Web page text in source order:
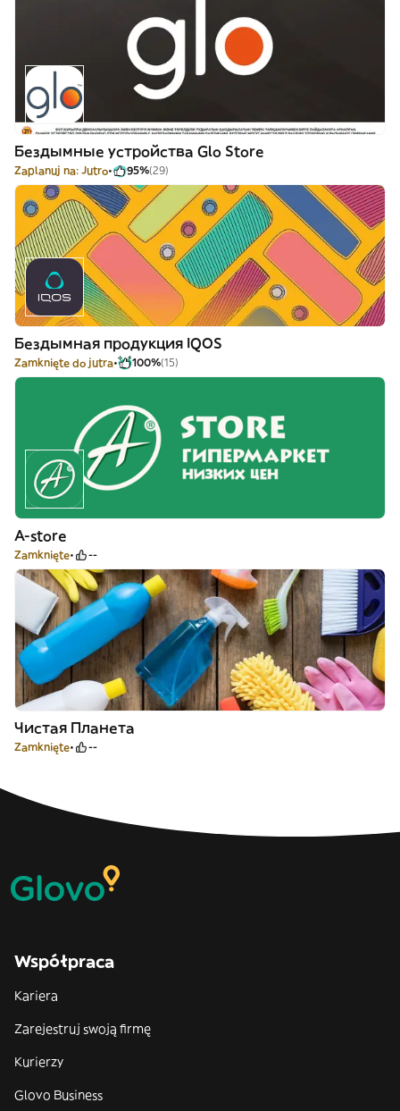
Бездымные устройства Glo Store
Zaplanuj na: Jutro 95%(29)
Бездымная продукция IQOS
Zamknięte do jutra 100%(15)
A-store
Zamknięte --
Чистая Планета
Zamknięte --
Współpraca
Kariera
Zarejestruj swoją firmę
Kurierzy
Glovo Business